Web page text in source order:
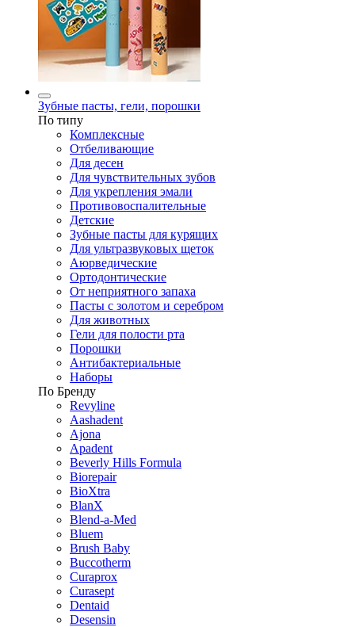
Зубные пасты, гели, порошки
По типу
Комплексные
Отбеливающие
Для десен
Для чувствительных зубов
Для укрепления эмали
Противовоспалительные
Детские
Зубные пасты для курящих
Для ультразвуковых щеток
Аюрведические
Ортодонтические
От неприятного запаха
Пасты с золотом и серебром
Для животных
Гели для полости рта
Порошки
Антибактериальные
Наборы
По Бренду
Revyline
Aashadent
Ajona
Apadent
Beverly Hills Formula
Biorepair
BioXtra
BlanX
Blend-a-Med
Bluem
Brush Baby
Buccotherm
Curaprox
Curasept
Dentaid
Desensin